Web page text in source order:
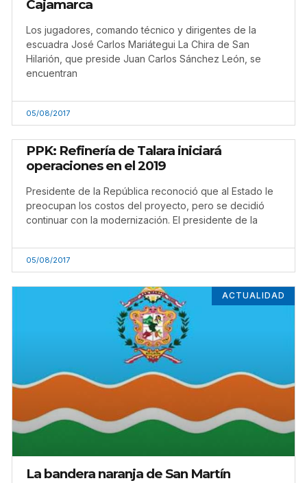
Cajamarca
Los jugadores, comando técnico y dirigentes de la
escuadra José Carlos Mariátegui La Chira de San
Hilarión, que preside Juan Carlos Sánchez León, se
encuentran
05/08/2017
PPK: Refinería de Talara iniciará
operaciones en el 2019
Presidente de la República reconoció que al Estado le
preocupan los costos del proyecto, pero se decidió
continuar con la modernización. El presidente de la
05/08/2017
ACTUALIDAD
La bandera naranja de San Martín